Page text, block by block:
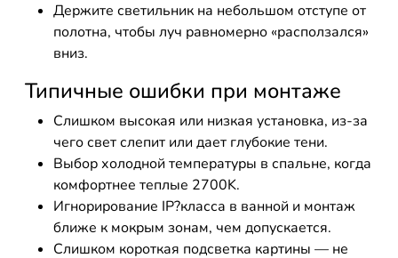
Держите светильник на небольшом отступе от
полотна, чтобы луч равномерно «расползался»
вниз.
Типичные ошибки при монтаже
Слишком высокая или низкая установка, из-за
чего свет слепит или дает глубокие тени.
Выбор холодной температуры в спальне, когда
комфортнее теплые 2700K.
Игнорирование IP?класса в ванной и монтаж
ближе к мокрым зонам, чем допускается.
Слишком короткая подсветка картины — не